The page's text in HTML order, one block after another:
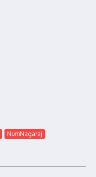
NumNagaraj